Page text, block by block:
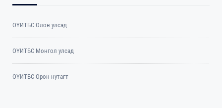
ОҮИТБС Олон улсад
ОYИТБС Монгол улсад
ОYИТБС Орон нутагт